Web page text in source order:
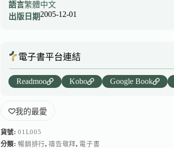
語言繁體中文
出版日期2005-12-01
電子書平台連結
Readmoo Kobo Google Book
我的最愛
貨號:01L005
分類:暢銷排行,禱告敬拜, 電子書